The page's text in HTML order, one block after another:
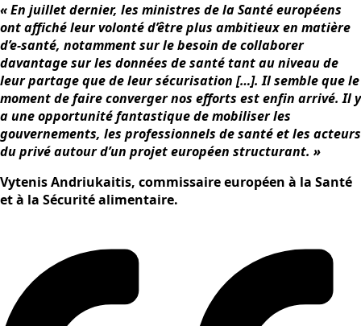
« En juillet dernier, les ministres de la Santé européens
ont affiché leur volonté d’être plus ambitieux en matière
d’e-santé, notamment sur le besoin de collaborer
davantage sur les données de santé tant au niveau de
leur partage que de leur sécurisation […]. Il semble que le
moment de faire converger nos efforts est enfin arrivé. Il y
a une opportunité fantastique de mobiliser les
gouvernements, les professionnels de santé et les acteurs
du privé autour d’un projet européen structurant. »
Vytenis Andriukaitis, commissaire européen à la Santé
et à la Sécurité alimentaire.